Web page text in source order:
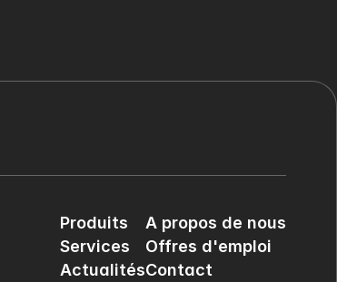
Produits
Services
Actualités
A propos de nous
Offres d'emploi
Contact